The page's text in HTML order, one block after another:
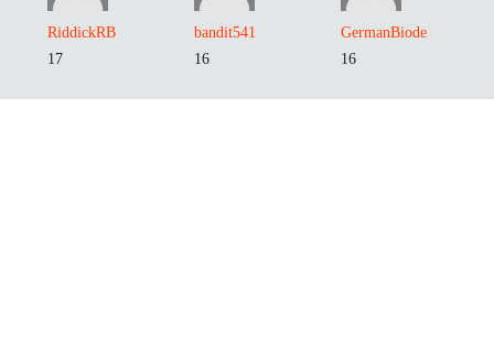
RiddickRB
17
bandit541
16
GermanBiode
16